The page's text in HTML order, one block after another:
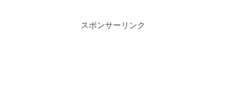
スポンサーリンク